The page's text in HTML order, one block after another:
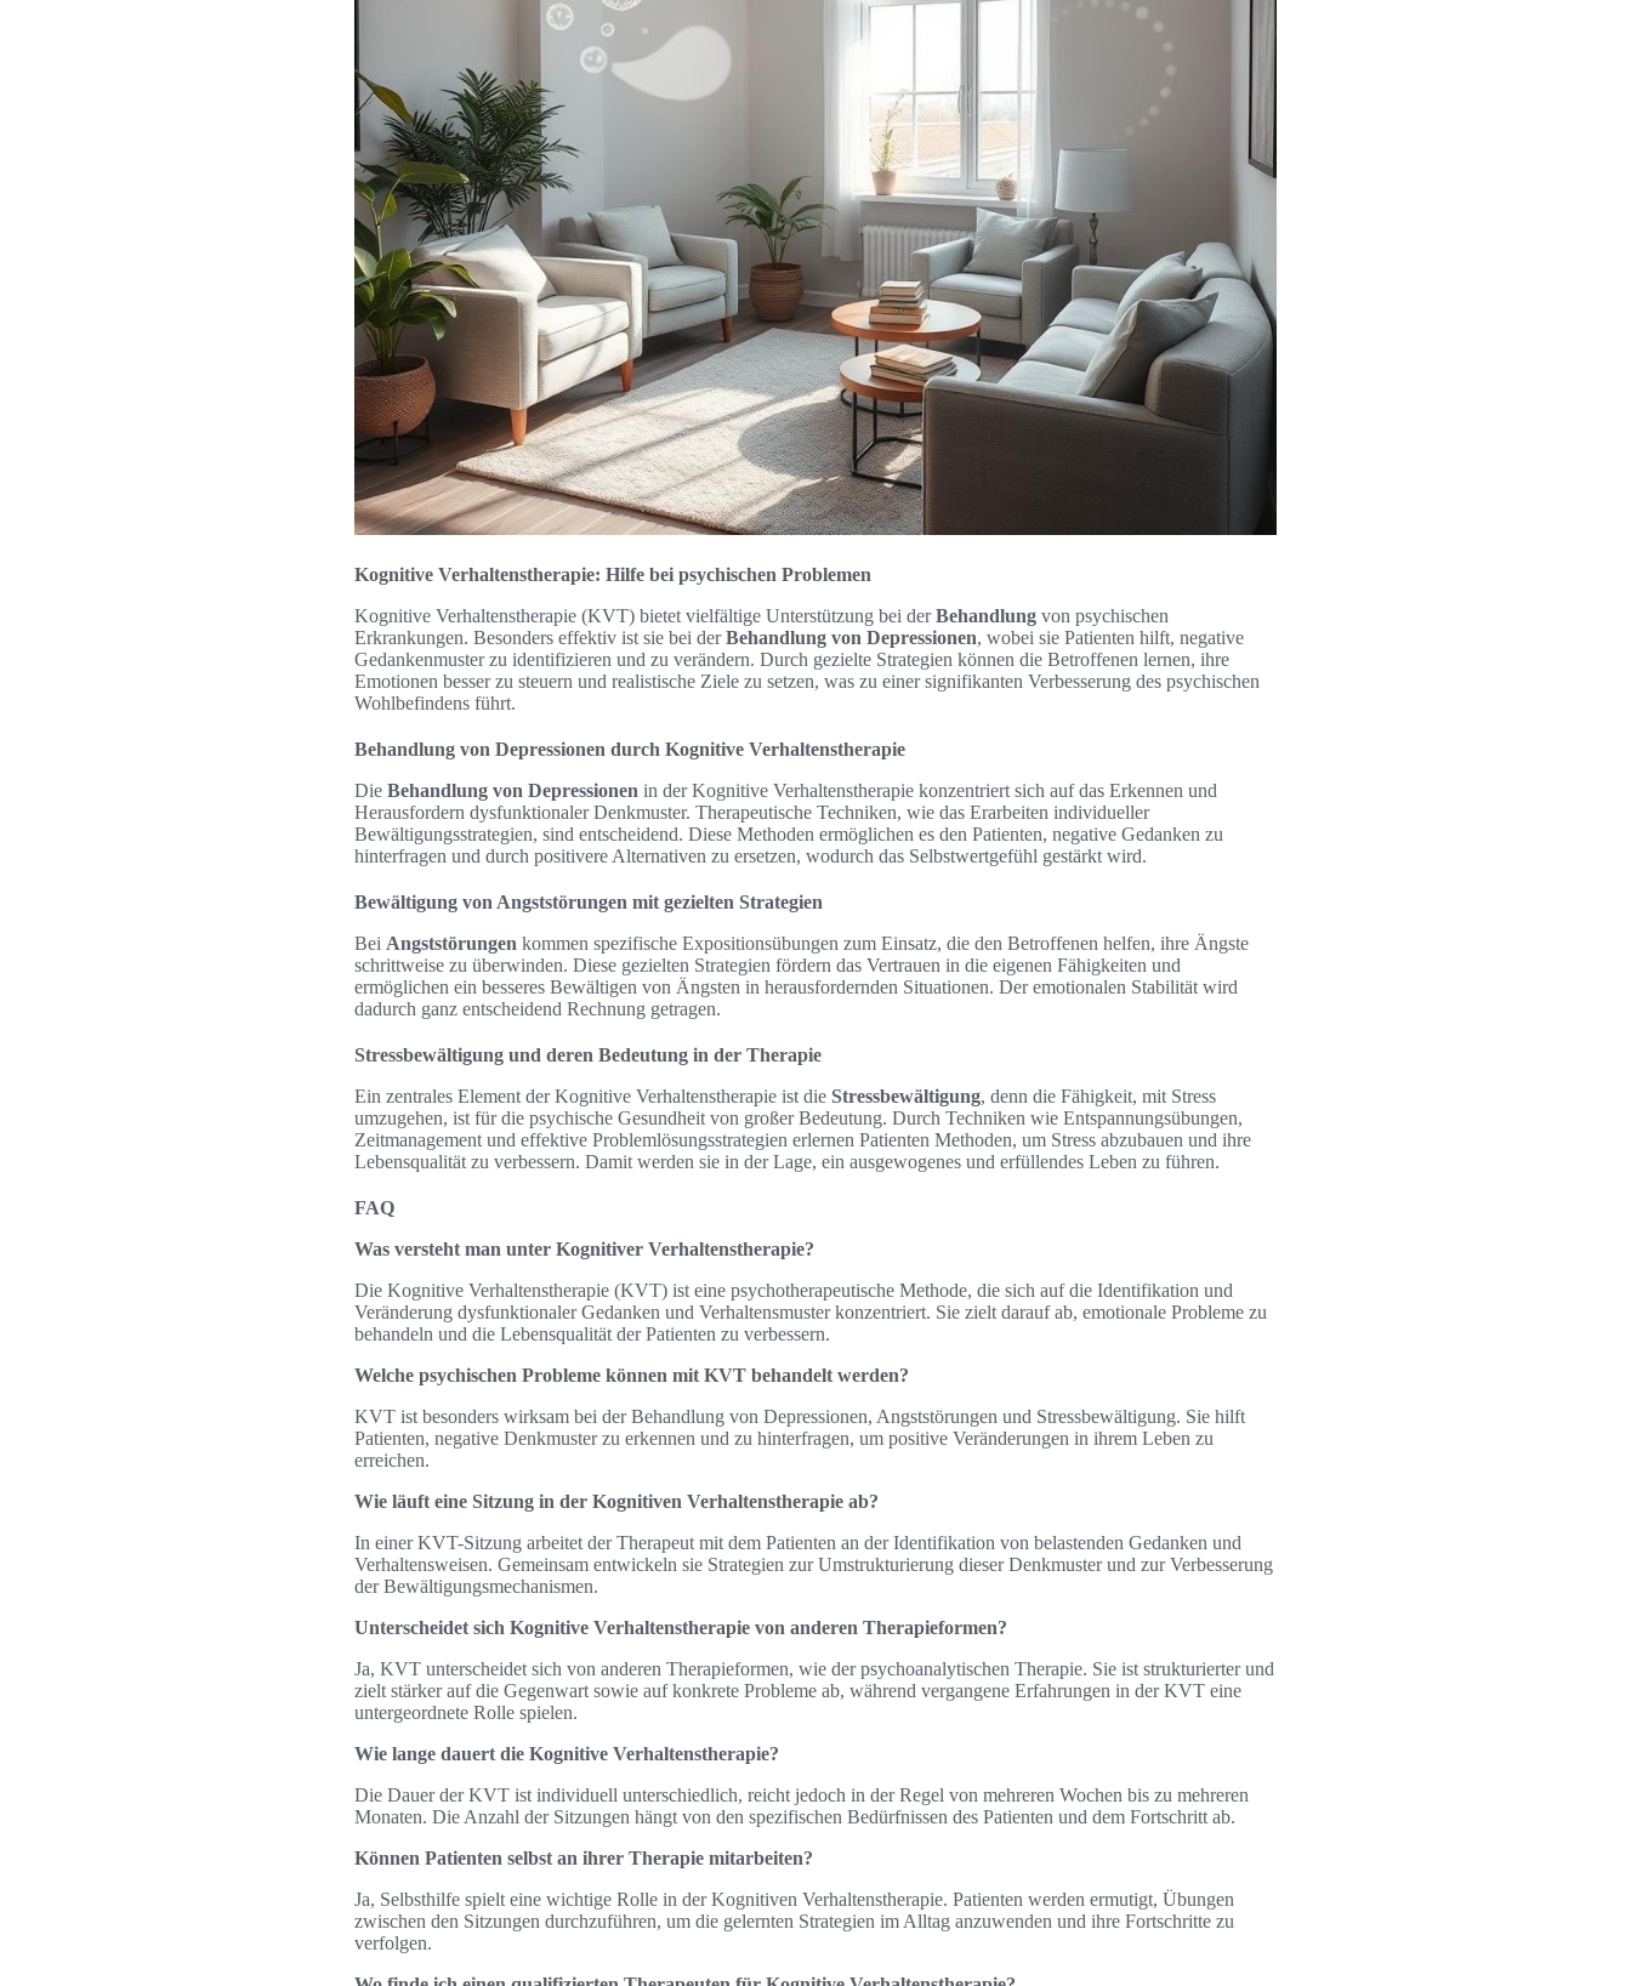
Kognitive Verhaltenstherapie: Hilfe bei psychischen Problemen
Kognitive Verhaltenstherapie (KVT) bietet vielfältige Unterstützung bei derBehandlung von psychischen
Erkrankungen. Besonders effektiv ist sie bei derBehandlung von Depressionen, wobei sie Patienten hilft, negative
Gedankenmuster zu identifizieren und zu verändern. Durch gezielte Strategien können die Betroffenen lernen, ihre
Emotionen besser zu steuern und realistische Ziele zu setzen, was zu einer signifikanten Verbesserung des psychischen
Wohlbefindens führt.
Behandlung von Depressionen durch Kognitive Verhaltenstherapie
Die Behandlung von Depressionen in der Kognitive Verhaltenstherapie konzentriert sich auf das Erkennen und
Herausfordern dysfunktionaler Denkmuster. Therapeutische Techniken, wie das Erarbeiten individueller
Bewältigungsstrategien, sind entscheidend. Diese Methoden ermöglichen es den Patienten, negative Gedanken zu
hinterfragen und durch positivere Alternativen zu ersetzen, wodurch das Selbstwertgefühl gestärkt wird.
Bewältigung von Angststörungen mit gezielten Strategien
Bei Angststörungen kommen spezifische Expositionsübungen zum Einsatz, die den Betroffenen helfen, ihre Ängste
schrittweise zu überwinden. Diese gezielten Strategien fördern das Vertrauen in die eigenen Fähigkeiten und
ermöglichen ein besseres Bewältigen von Ängsten in herausfordernden Situationen. Der emotionalen Stabilität wird
dadurch ganz entscheidend Rechnung getragen.
Stressbewältigung und deren Bedeutung in der Therapie
Ein zentrales Element der Kognitive Verhaltenstherapie ist die Stressbewältigung, denn die Fähigkeit, mit Stress
umzugehen, ist für die psychische Gesundheit von großer Bedeutung. Durch Techniken wie Entspannungsübungen,
Zeitmanagement und effektive Problemlösungsstrategien erlernen Patienten Methoden, um Stress abzubauen und ihre
Lebensqualität zu verbessern. Damit werden sie in der Lage, ein ausgewogenes und erfüllendes Leben zu führen.
FAQ
Was versteht man unter Kognitiver Verhaltenstherapie?
Die Kognitive Verhaltenstherapie (KVT) ist eine psychotherapeutische Methode, die sich auf die Identifikation und
Veränderung dysfunktionaler Gedanken und Verhaltensmuster konzentriert. Sie zielt darauf ab, emotionale Probleme zu
behandeln und die Lebensqualität der Patienten zu verbessern.
Welche psychischen Probleme können mit KVT behandelt werden?
KVT ist besonders wirksam bei der Behandlung von Depressionen, Angststörungen und Stressbewältigung. Sie hilft
Patienten, negative Denkmuster zu erkennen und zu hinterfragen, um positive Veränderungen in ihrem Leben zu
erreichen.
Wie läuft eine Sitzung in der Kognitiven Verhaltenstherapie ab?
In einer KVT-Sitzung arbeitet der Therapeut mit dem Patienten an der Identifikation von belastenden Gedanken und
Verhaltensweisen. Gemeinsam entwickeln sie Strategien zur Umstrukturierung dieser Denkmuster und zur Verbesserung
der Bewältigungsmechanismen.
Unterscheidet sich Kognitive Verhaltenstherapie von anderen Therapieformen?
Ja, KVT unterscheidet sich von anderen Therapieformen, wie der psychoanalytischen Therapie. Sie ist strukturierter und
zielt stärker auf die Gegenwart sowie auf konkrete Probleme ab, während vergangene Erfahrungen in der KVT eine
untergeordnete Rolle spielen.
Wie lange dauert die Kognitive Verhaltenstherapie?
Die Dauer der KVT ist individuell unterschiedlich, reicht jedoch in der Regel von mehreren Wochen bis zu mehreren
Monaten. Die Anzahl der Sitzungen hängt von den spezifischen Bedürfnissen des Patienten und dem Fortschritt ab.
Können Patienten selbst an ihrer Therapie mitarbeiten?
Ja, Selbsthilfe spielt eine wichtige Rolle in der Kognitiven Verhaltenstherapie. Patienten werden ermutigt, Übungen
zwischen den Sitzungen durchzuführen, um die gelernten Strategien im Alltag anzuwenden und ihre Fortschritte zu
verfolgen.